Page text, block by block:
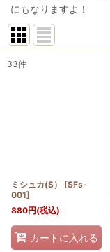
にもなりますよ！
33件
ミシュカ(S） [SFs-
001]
880円(税込)
カートに入れる